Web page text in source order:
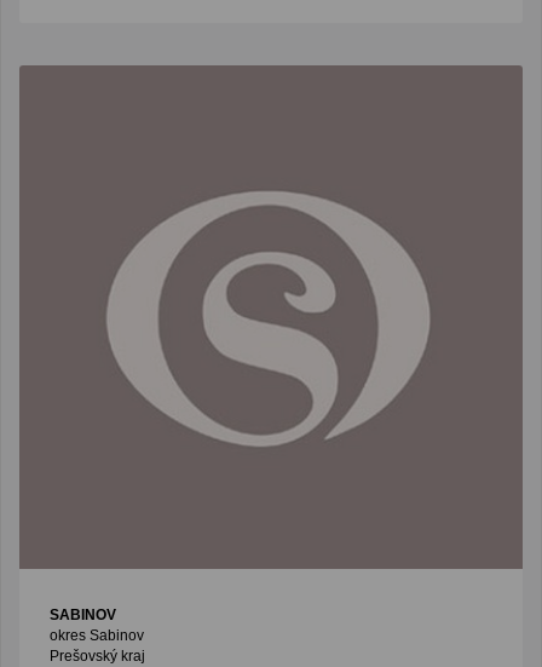
SABINOV
okres Sabinov
Prešovský kraj